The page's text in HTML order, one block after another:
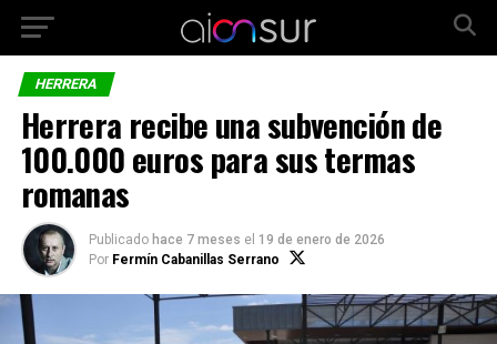
HERRERA
Herrera recibe una subvención de
100.000 euros para sus termas
romanas
Publicado hace 7 meses el 19 de enero de 2026
Por Fermín Cabanillas Serrano